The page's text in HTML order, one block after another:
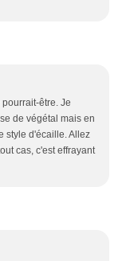
être. Je
de végétal mais en
style d'écaille. Allez
cas, c'est effrayant